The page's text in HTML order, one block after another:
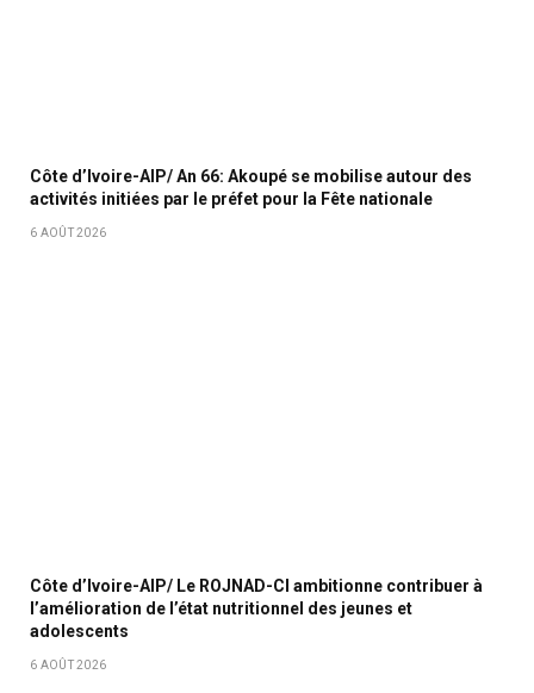
Côte d’Ivoire-AIP/ An 66: Akoupé se mobilise autour des
activités initiées par le préfet pour la Fête nationale
6 AOÛT 2026
Côte d’Ivoire-AIP/ Le ROJNAD-CI ambitionne contribuer à
l’amélioration de l’état nutritionnel des jeunes et
adolescents
6 AOÛT 2026